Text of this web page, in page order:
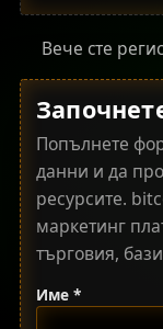
Вече сте
Попълнете
данни и да
ресурсите.
маркетинг
търговия,
Име *